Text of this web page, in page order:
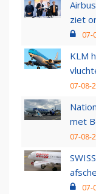
ziet
07-
KLM
07-08-
met
07-08-
07-